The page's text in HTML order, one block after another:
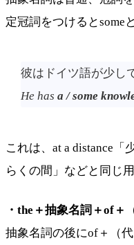
定冠詞をつけるとsome
彼はドイツ語が少し
He hasa / some
これは、at a distance「
らくの間」などと同じ用
・the＋抽象名詞＋of＋
抽象名詞の後にof＋（